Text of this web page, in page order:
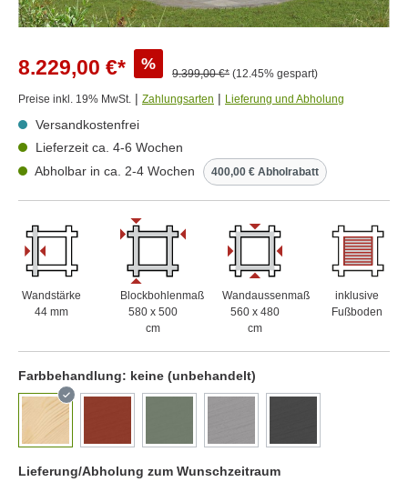
8.229,00 €* %
9.399,00 €* (12.45% gespart)
Preise inkl. 19% MwSt. | Zahlungsarten | Lieferung und Abholung
Versandkostenfrei
Lieferzeit ca. 4-6 Wochen
Abholbar in ca. 2-4 Wochen
400,00 € Abholrabatt
Wandstärke
44 mm
Blockbohlenmaß
580 x 500
cm
Wandaussenmaß
560 x 480
cm
inklusive
Fußboden
Farbbehandlung: keine (unbehandelt)
Lieferung/Abholung zum Wunschzeitraum